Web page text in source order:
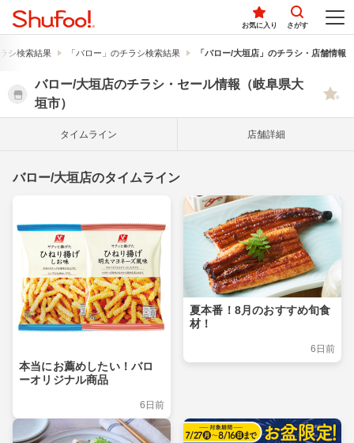
お気に入り さがす
シ検索結果 「バロー」のチラシ検索結果 「バロー/大垣店」のチラシ・店舗情報
バロー/大垣店のチラシ・セール情報（岐阜県大
垣市）
タイム ライン 店舗詳細
バロー/大垣店のタイムライン
本当にお薦めしたい！バロ
ーオリジナル商品
6日前
夏本番！8月のおすすめ旬食
材！
6日前